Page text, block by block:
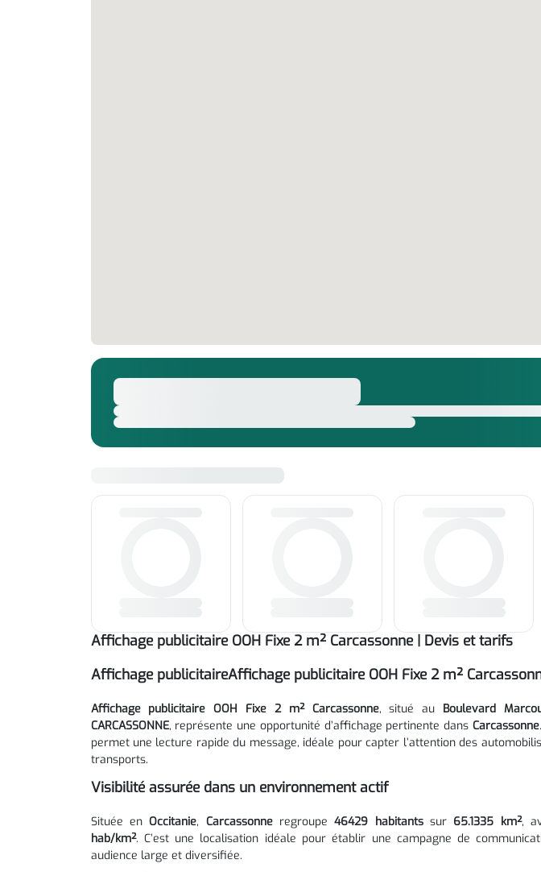
Affichage publicitaire OOH Fixe 2 m² Carcassonne | Devis et tarifs
Affichage publicitaireAffichage publicitaire OOH Fixe 2 m²
Affichage publicitaire OOH Fixe 2 m² Carcassonne, situé au Boulevard
CARCASSONNE, représente une opportunité d’affichage pertinente dans Carcassonne
permet une lecture rapide du message, idéale pour capter l’attention des
transports.
Visibilité assurée dans un environnement actif
Située enOccitanie, Carcassonneregroupe46429 habitantssur 65.1335 km²,
hab/km². C’est une localisation idéale pour établir une campagne de
audience large et diversifiée.